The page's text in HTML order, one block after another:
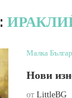
Малка
Нови
от LittleBG